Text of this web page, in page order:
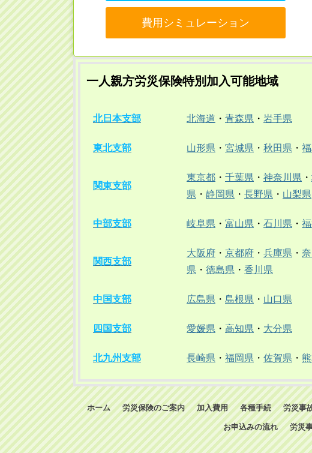
費用シミュレーション
一人親方労災保険特別加入可能地域
北日本支部 北海道 ・ 青森県 ・ 岩手県
東北支部 山形県 ・ 宮城県 ・ 秋田県 ・
関東支部
東京都 ・ 千葉県 ・ 神奈川県 ・
県 ・ 静岡県 ・ 長野県 ・ 山梨県
中部支部 岐阜県 ・ 富山県 ・ 石川県 ・
関西支部
大阪府 ・ 京都府 ・ 兵庫県 ・
県 ・ 徳島県 ・ 香川県
中国支部 広島県 ・ 島根県 ・ 山口県
四国支部 愛媛県 ・ 高知県 ・ 大分県
北九州支部 長崎県 ・ 福岡県 ・ 佐賀県 ・
ホーム 労災保険のご案内 加入費用 各種手続 労災事
お申込みの流れ 労災